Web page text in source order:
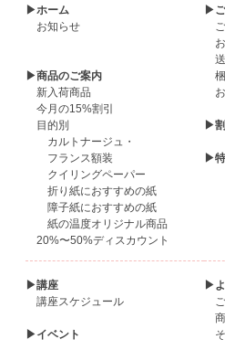
▶ホーム
お知らせ
▶商品のご案内
新入荷商品
今月の15%割引
目的別
カルトナージュ・
フランス額装
クイリングペーパー
折り紙におすすめの紙
障子紙におすすめの紙
紙の温度オリジナル商品
20%〜50%ディスカウント
▶
▶
▶
▶講座
講座スケジュール
▶イベント
▶